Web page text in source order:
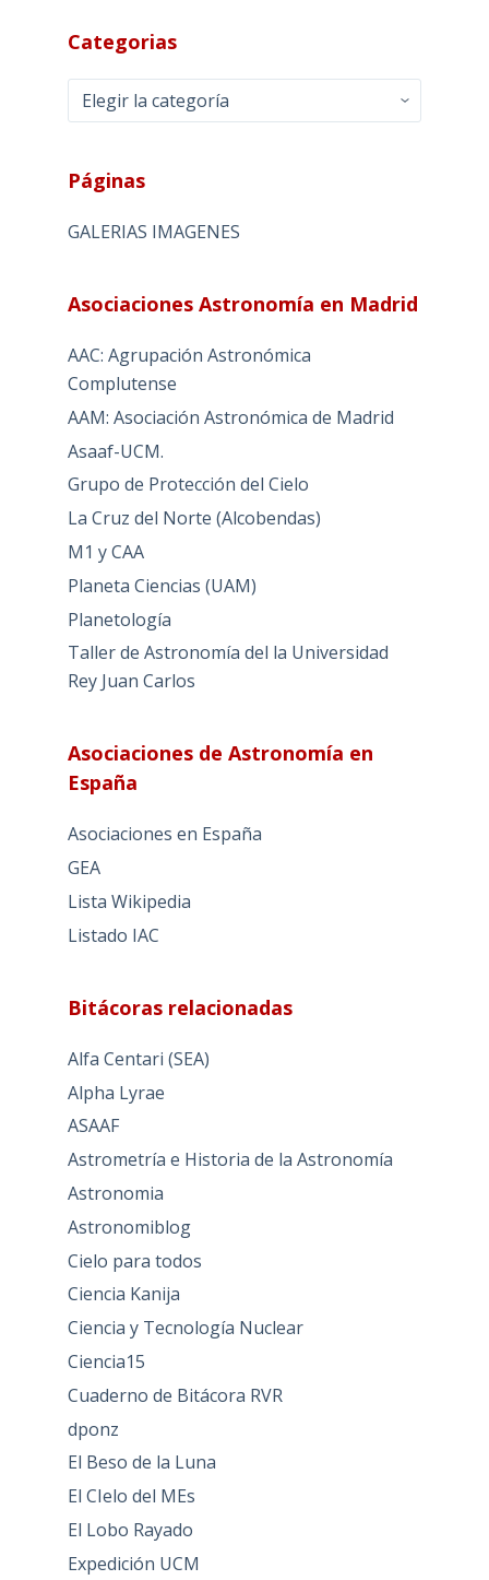
Categorias
Categorias
Páginas
GALERIAS IMAGENES
Asociaciones Astronomía en Madrid
AAC: Agrupación Astronómica
Complutense
AAM: Asociación Astronómica de Madrid
Asaaf-UCM.
Grupo de Protección del Cielo
La Cruz del Norte (Alcobendas)
M1 y CAA
Planeta Ciencias (UAM)
Planetología
Taller de Astronomía del la Universidad
Rey Juan Carlos
Asociaciones de Astronomía en
España
Asociaciones en España
GEA
Lista Wikipedia
Listado IAC
Bitácoras relacionadas
Alfa Centari (SEA)
Alpha Lyrae
ASAAF
Astrometría e Historia de la Astronomía
Astronomia
Astronomiblog
Cielo para todos
Ciencia Kanija
Ciencia y Tecnología Nuclear
Ciencia15
Cuaderno de Bitácora RVR
dponz
El Beso de la Luna
El CIelo del MEs
El Lobo Rayado
Expedición UCM